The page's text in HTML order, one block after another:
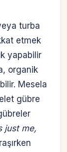
turba
etmek
yapabilir
organik
Mesela
gübre
just me,